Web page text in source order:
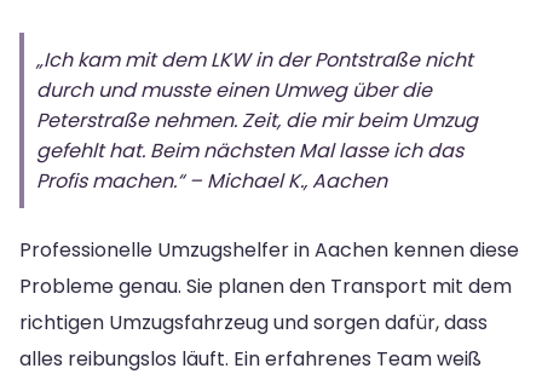
„Ich kam mit dem LKW in der Pontstraße nicht
durch und musste einen Umweg über die
Peterstraße nehmen. Zeit, die mir beim Umzug
gefehlt hat. Beim nächsten Mal lasse ich das
Profis machen.“ – Michael K., Aachen
Professionelle Umzugshelfer in Aachen kennen diese
Probleme genau. Sie planen den Transport mit dem
richtigen Umzugsfahrzeug und sorgen dafür, dass
alles reibungslos läuft. Ein erfahrenes Team weiß